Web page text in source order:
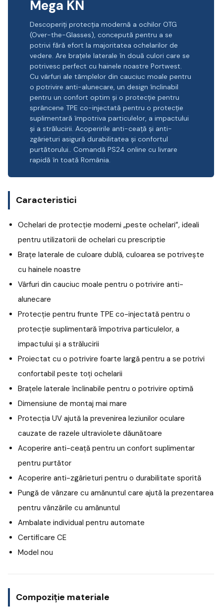
Mega KN
Descoperiți protecția modernă a ochilor OTG
(Over-the-Glasses), concepută pentru a se
potrivi fără efort la majoritatea ochelarilor de
vedere. Are brațele laterale în două culori care se
potrivesc perfect cu hainele noastre Portwest.
Cu vârfuri ale tâmplelor din cauciuc moale pentru
o potrivire anti-alunecare, un design înclinabil
pentru un confort optim și o protecție pentru
sprâncene TPE co-injectată pentru o protecție
suplimentară împotriva particulelor, a impactului
și a strălucirii. Acoperirile anti-ceață și anti-
zgârieturi asigură durabilitatea și confortul
purtătorului.. Comandă PS24 online cu livrare
rapidă în toată România.
Caracteristici
Ochelari de protecție moderni „peste ochelari”, ideali
pentru utilizatorii de ochelari cu prescriptie
Brațe laterale de culoare dublă, culoarea se potrivește
cu hainele noastre
Vârfuri din cauciuc moale pentru o potrivire anti-
alunecare
Protecție pentru frunte TPE co-injectată pentru o
protecție suplimentară împotriva particulelor, a
impactului și a strălucirii
Proiectat cu o potrivire foarte largă pentru a se potrivi
confortabil peste toți ochelarii
Brațele laterale înclinabile pentru o potrivire optimă
Dimensiune de montaj mai mare
Protecția UV ajută la prevenirea leziunilor oculare
cauzate de razele ultraviolete dăunătoare
Acoperire anti-ceață pentru un confort suplimentar
pentru purtător
Acoperire anti-zgârieturi pentru o durabilitate sporită
Pungă de vânzare cu amănuntul care ajută la prezentarea
pentru vânzările cu amănuntul
Ambalate individual pentru automate
Certificare CE
Model nou
Compoziție materiale